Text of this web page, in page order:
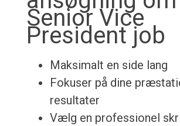
Senior Vice
President job
Maksimalt en side lang
Fokuser på dine
resultater
Vælg en professionel